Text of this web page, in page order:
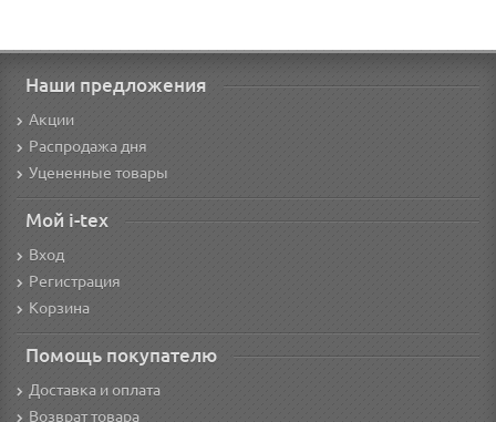
Наши предложения
Акции
Распродажа дня
Уцененные товары
Мой i-tex
Вход
Регистрация
Корзина
Помощь покупателю
Доставка и оплата
Возврат товара